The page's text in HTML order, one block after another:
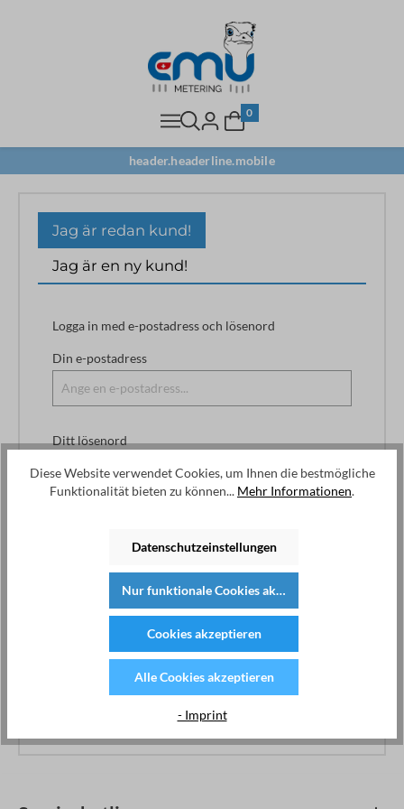
0
header.headerline.mobile
Jag är redan kund!
Jag är en ny kund!
Logga in med e-postadress och lösenord
Din e-postadress
Ditt lösenord
Fördelar med registrering:
Snabb shopping
Spara din information och dina inställningar.
Beställningsöversikt och leveransinformation
Hantera prenumerationen av nyhetsbrev.
Diese Website verwendet Cookies, um Ihnen die bestmögliche
Funktionalität bieten zu können... Mehr Informationen.
Datenschutzeinstellungen
Nur funktionale Cookies akzeptieren
Cookies akzeptieren
Alle Cookies akzeptieren
- Imprint